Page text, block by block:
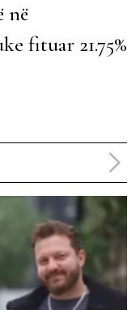
në
fituar 21.75%